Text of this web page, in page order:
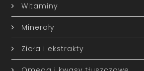
Witaminy
Minerały
Zioła i ekstrakty